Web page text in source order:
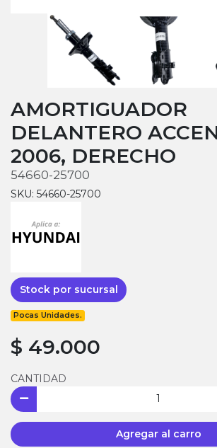
AMORTIGUADOR
DELANTERO
2006, DERECHO
54660-25700
SKU: 54660-25700
Stock por sucursal
Pocas Unidades.
$ 49.000
CANTIDAD
Agregar al carro